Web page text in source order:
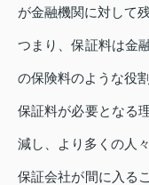
が金融機関に対して
つまり、保証料は金
の保険料のような役
保証料が必要となる
減し、より多くの人
保証会社が間に入る